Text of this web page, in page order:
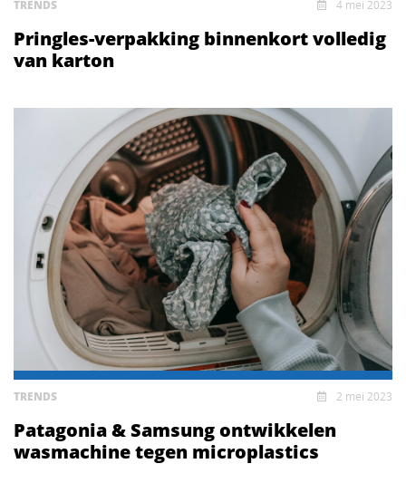
TRENDS 4 mei 2023
Pringles-verpakking binnenkort volledig
van karton
TRENDS 2 mei 2023
Patagonia & Samsung ontwikkelen
wasmachine tegen microplastics